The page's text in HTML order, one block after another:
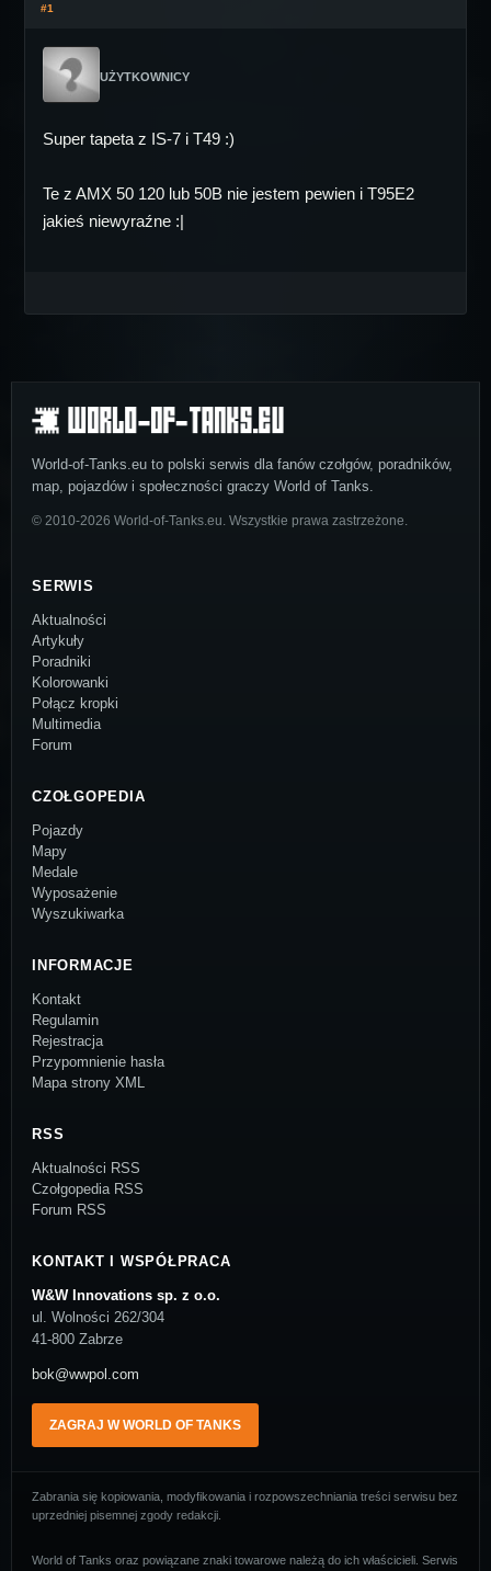
#1
UŻYTKOWNICY
Super tapeta z IS-7 i T49 :)
Te z AMX 50 120 lub 50B nie jestem pewien i T95E2
jakieś niewyraźne :|
World-of-Tanks.eu to polski serwis dla fanów czołgów, poradników,
map, pojazdów i społeczności graczy World of Tanks.
© 2010-2026 World-of-Tanks.eu. Wszystkie prawa zastrzeżone.
SERWIS
Aktualności
Artykuły
Poradniki
Kolorowanki
Połącz kropki
Multimedia
Forum
CZOŁGOPEDIA
Pojazdy
Mapy
Medale
Wyposażenie
Wyszukiwarka
INFORMACJE
Kontakt
Regulamin
Rejestracja
Przypomnienie hasła
Mapa strony XML
RSS
Aktualności RSS
Czołgopedia RSS
Forum RSS
KONTAKT I WSPÓŁPRACA
W&W Innovations sp. z o.o.
ul. Wolności 262/304
41-800 Zabrze
bok@wwpol.com
ZAGRAJ W WORLD OF TANKS
Zabrania się kopiowania, modyfikowania i rozpowszechniania treści serwisu bez
uprzedniej pisemnej zgody redakcji.
World of Tanks oraz powiązane znaki towarowe należą do ich właścicieli. Serwis